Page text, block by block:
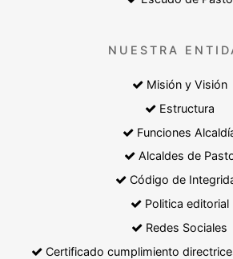
NUESTRA
Misión y Visión
Estructura
Funciones
Alcaldes de
Código de
Politica editorial
Redes Sociales
Certificado cumplimiento